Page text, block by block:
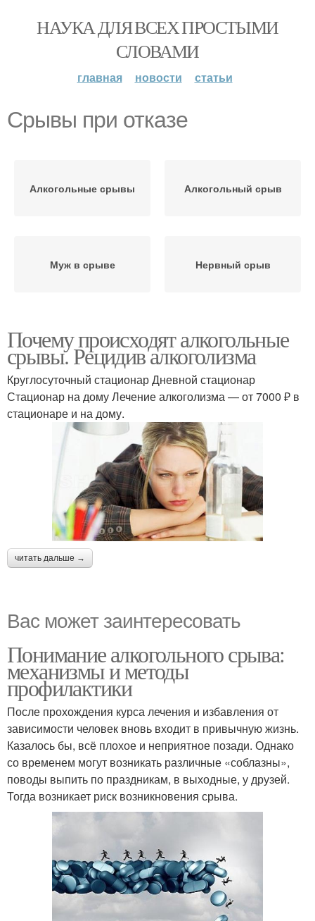
НАУКА ДЛЯ ВСЕХ ПРОСТЫМИ
СЛОВАМИ
главная новости статьи
Срывы при отказе
Алкогольные срывы Алкогольный срыв
Муж в срыве Нервный срыв
Почему происходят алкогольные
срывы. Рецидив алкоголизма
Круглосуточный стационар Дневной стационар
Стационар на дому Лечение алкоголизма — от 7000 ₽ в
стационаре и на дому.
читать дальше →
Вас может заинтересовать
Понимание алкогольного срыва:
механизмы и методы
профилактики
После прохождения курса лечения и избавления от
зависимости человек вновь входит в привычную жизнь.
Казалось бы, всё плохое и неприятное позади. Однако
со временем могут возникать различные «соблазны»,
поводы выпить по праздникам, в выходные, у друзей.
Тогда возникает риск возникновения срыва.